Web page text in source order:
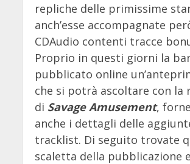
repliche delle primissime
anch’esse accompagnate
CDAudio contenti tracce
Proprio in questi giorni la
pubblicato online
che si potrà ascoltare con la
di Savage Amusement,
anche i dettagli delle
tracklist. Di seguito trovate
scaletta della pubblicazione